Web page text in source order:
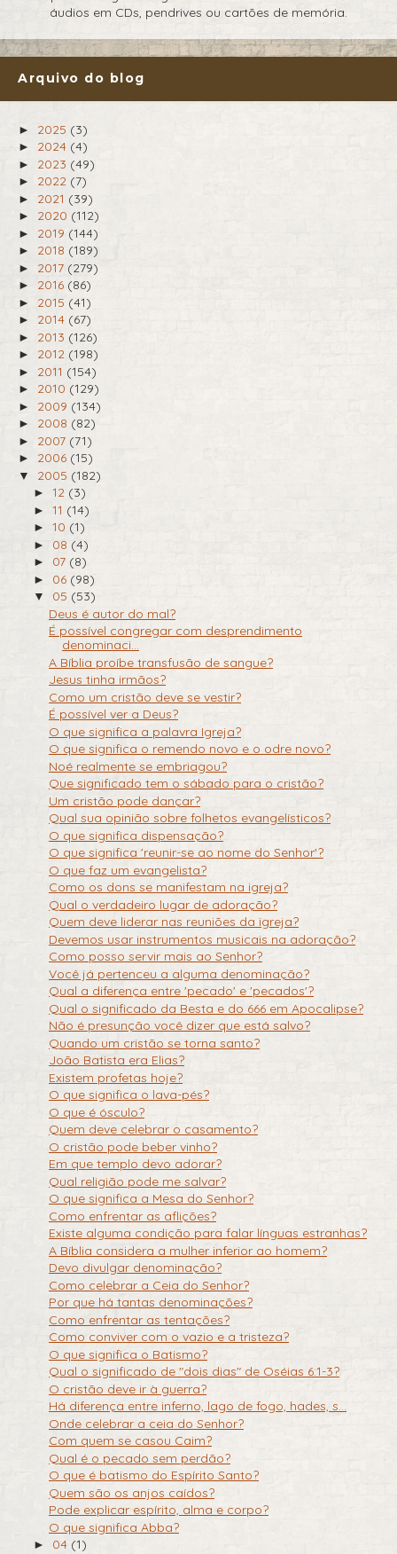
áudios em CDs, pendrives ou cartões de memória.
Arquivo do blog
► 2025 (3)
► 2024 (4)
► 2023 (49)
► 2022 (7)
► 2021 (39)
► 2020 (112)
► 2019 (144)
► 2018 (189)
► 2017 (279)
► 2016 (86)
► 2015 (41)
► 2014 (67)
► 2013 (126)
► 2012 (198)
► 2011 (154)
► 2010 (129)
► 2009 (134)
► 2008 (82)
► 2007 (71)
► 2006 (15)
▼ 2005 (182)
► 12 (3)
► 11 (14)
► 10 (1)
► 08 (4)
► 07 (8)
► 06 (98)
▼ 05 (53)
Deus é autor do mal?
É possível congregar com desprendimento
denominaci...
A Bíblia proíbe transfusão de sangue?
Jesus tinha irmãos?
Como um cristão deve se vestir?
É possível ver a Deus?
O que significa a palavra Igreja?
O que significa o remendo novo e o odre novo?
Noé realmente se embriagou?
Que significado tem o sábado para o cristão?
Um cristão pode dançar?
Qual sua opinião sobre folhetos evangelísticos?
O que significa dispensação?
O que significa 'reunir-se ao nome do Senhor'?
O que faz um evangelista?
Como os dons se manifestam na igreja?
Qual o verdadeiro lugar de adoração?
Quem deve liderar nas reuniões da igreja?
Devemos usar instrumentos musicais na adoração?
Como posso servir mais ao Senhor?
Você já pertenceu a alguma denominação?
Qual a diferença entre 'pecado' e 'pecados'?
Qual o significado da Besta e do 666 em Apocalipse?
Não é presunção você dizer que está salvo?
Quando um cristão se torna santo?
João Batista era Elias?
Existem profetas hoje?
O que significa o lava-pés?
O que é ósculo?
Quem deve celebrar o casamento?
O cristão pode beber vinho?
Em que templo devo adorar?
Qual religião pode me salvar?
O que significa a Mesa do Senhor?
Como enfrentar as aflições?
Existe alguma condição para falar línguas estranhas?
A Bíblia considera a mulher inferior ao homem?
Devo divulgar denominação?
Como celebrar a Ceia do Senhor?
Por que há tantas denominações?
Como enfrentar as tentações?
Como conviver com o vazio e a tristeza?
O que significa o Batismo?
Qual o significado de "dois dias" de Oséias 6:1-3?
O cristão deve ir à guerra?
Há diferença entre inferno, lago de fogo, hades, s...
Onde celebrar a ceia do Senhor?
Com quem se casou Caim?
Qual é o pecado sem perdão?
O que é batismo do Espírito Santo?
Quem são os anjos caídos?
Pode explicar espírito, alma e corpo?
O que significa Abba?
► 04 (1)